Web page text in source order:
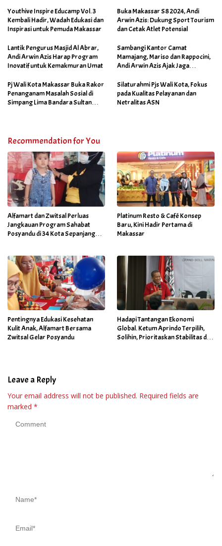
Youthive Inspire Educamp Vol. 3
Kembali Hadir, Wadah Edukasi dan
Inspirasi untuk Pemuda Makassar
Buka Makassar S8 2024, Andi
Arwin Azis: Dukung Sport Tourism
dan Cetak Atlet Potensial
Lantik Pengurus Masjid Al Abrar,
Andi Arwin Azis Harap Program
Inovatif untuk Kemakmuran Umat
Sambangi Kantor Camat
Mamajang, Mariso dan Rappocini,
Andi Arwin Azis Ajak Jaga
Program Sabtu Bersih
Pj Wali Kota Makassar Buka Rakor
Penanganam Masalah Sosial di
Simpang Lima Bandara Sultan
Silaturahmi Pjs Wali Kota, Fokus
pada Kualitas Pelayanan dan
Netralitas ASN
Recommendation for You
Alfamart dan Zwitsal Perluas
Jangkauan Program Sahabat
Posyandu di 34 Kota Sepanjang
Platinum Resto & Café Konsep
Baru, Kini Hadir Pertama di
Makassar
Pentingnya Edukasi Kesehatan
Kulit Anak, Alfamart Bersama
Zwitsal Gelar Posyandu
Hadapi Tantangan Ekonomi
Global. Ketum Aprindo Terpilih,
Solihin, Prioritaskan Stabilitas dan
Leave a Reply
Your email address will not be published. Required fields are
marked *